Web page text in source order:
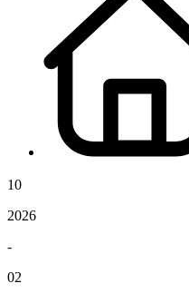
10
2026
-
02